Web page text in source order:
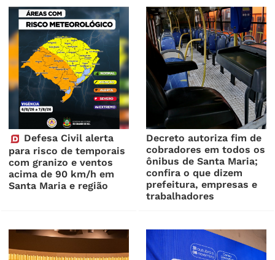
Defesa Civil alerta
para risco de temporais
com granizo e ventos
acima de 90 km/h em
Santa Maria e região
Decreto autoriza fim de
cobradores em todos os
ônibus de Santa Maria;
confira o que dizem
prefeitura, empresas e
trabalhadores